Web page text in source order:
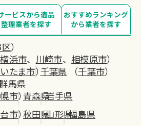
ービスから遺品
整理業者を探す
おすすめランキング
から業者を探す
）
横浜市、 川崎市、 相模原市）
たま市）千葉県 （千葉市）
馬県
市）青森県岩手県
市）秋田県山形県福島県